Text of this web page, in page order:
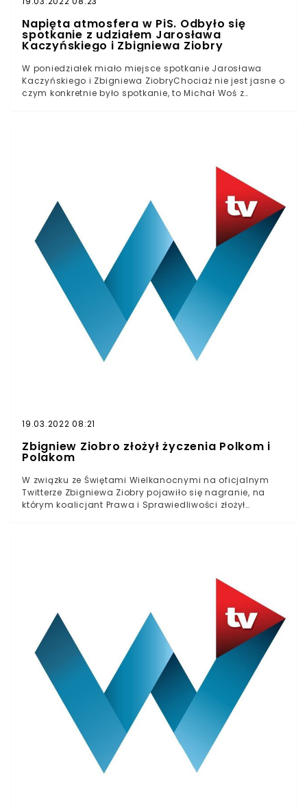
Napięta atmosfera w PiS. Odbyło się
spotkanie z udziałem Jarosława
Kaczyńskiego i Zbigniewa Ziobry
W poniedziałek miało miejsce spotkanie Jarosława
Kaczyńskiego i Zbigniewa ZiobryChociaż nie jest jasne o
czym konkretnie było spotkanie, to Michał Woś z
Solidarnej Polski postanowił uchylić rąbka tajemnicy na
temat spotkania prezesa PiS Jarosława Kaczyńskiego i
lidera SP Zbigniewa Ziobro. Czy spotkanie przyniosło
znaczące decyzje i uspokoi nieco sytuację z
Zjednoczonej Prawicy?W ostatnim czasie PiS mogło z
niepokojem obserwować coraz większą niezależność
swoich koalicjantów. Doszło nawet do tego, że
koalicjanci nie głosowali mimo wcześniejszych ustaleń
w Sejmie tak, jak zakładano.
19.03.2022 08:21
Zbigniew Ziobro złożył życzenia Polkom i
Polakom
W związku ze Świętami Wielkanocnymi na oficjalnym
Twitterze Zbigniewa Ziobry pojawiło się nagranie, na
którym koalicjant Prawa i Sprawiedliwości złożył